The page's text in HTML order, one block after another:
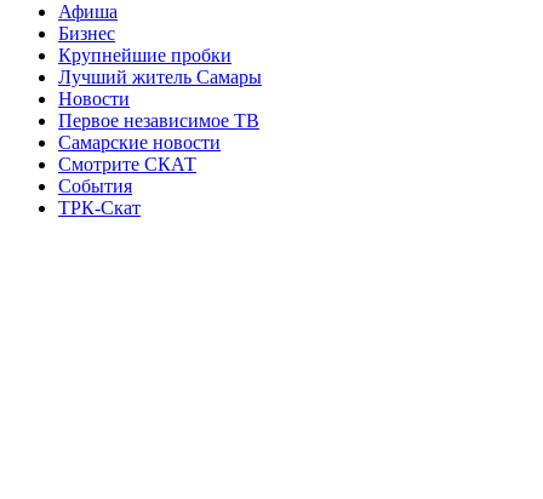
Афиша
Бизнес
Крупнейшие пробки
Лучший житель Самары
Новости
Первое независимое ТВ
Самарские новости
Смотрите СКАТ
События
ТРК-Скат